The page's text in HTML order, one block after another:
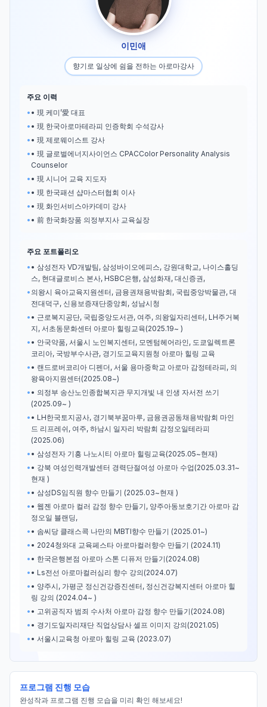
이민애
향기로 일상에 쉼을 전하는 아로마강사
주요 이력
• • 現 케미’愛 대표
• • 現 한국아로마테라피 인증학회 수석강사
• • 現 제로웨이스트 강사
• • 現 글로벌에너지사이언스 CPACColor Personality Analysis
Counselor
• • 現 시니어 교육 지도자
• • 現 한국패션 샵마스터협회 이사
• • 現 화인서비스아카데미 강사
• • 前 한국화장품 의정부지사 교육실장
주요 포트폴리오
• • 삼성전자 VD개발팀, 삼성바이오에피스, 강원대학교, 나이스홀딩
스, 현대글로비스 본사, HSBC은행, 삼성화재, 대신증권,
• 의왕시 육아교육지원센터, 금융권채용박람회, 국립중앙박물관, 대
전대덕구, 신용보증재단중앙회, 성남시청
• • 근로복지공단, 국립중앙도서관, 여주, 의왕일자리센터, LH주거복
지, 서초동문화센터 아로마 힐링교육(2025.19~ )
• • 안국약품, 서울시 노인복지센터, 모멘텀헤어라인, 도쿄일렉트론
코리아, 국방부수사관, 경기도교육지원청 아로마 힐링 교육
• • 랜드로버코리아 디펜더, 서울 용마중학교 아로마 감정테라피, 의
왕육아지원센터(2025.08~)
• • 의정부 송산노인종합복지관 무지개빛 내 인생 자서전 쓰기
(2025.09~ )
• • LH한국토지공사, 경기북부꿈마루, 금융권공동채용박람회 마인
드 리프레쉬, 여주, 하남시 일자리 박람회 감정오일테라피
(2025.06)
• • 삼성전자 기흥 나노시티 아로마 힐링교육(2025.05~현재)
• • 강북 여성인력개발센터 경력단절여성 아로마 수업(2025.03.31~
현재 )
• • 삼성DS임직원 향수 만들기 (2025.03~현재 )
• • 웹젠 아로마 컬러 감정 향수 만들기, 양주아동보호기간 아로마 감
정오일 블랜딩,
• • 솜씨당 클래스콕 나만의 MBTI향수 만들기 (2025.01~)
• • 2024청와대 교육페스타 아로마컬러향수 만들기 (2024.11)
• • 한국은행본점 아로마 스톤 디퓨저 만들기(2024.08)
• • Ls전선 아로마컬러심리 향수 강의(2024.07)
• • 양주시, 가평군 정신건강증진센터, 정신건강복지센터 아로마 힐
링 강의 (2024.04~ )
• • 고위공직자 범죄 수사처 아로마 감정 향수 만들기(2024.08)
• • 경기도일자리재단 직업상담사 셀프 이미지 강의(2021.05)
• • 서울시교육청 아로마 힐링 교육 (2023.07)
프로그램 진행 모습
완성작과 프로그램 진행 모습을 미리 확인 해보세요!